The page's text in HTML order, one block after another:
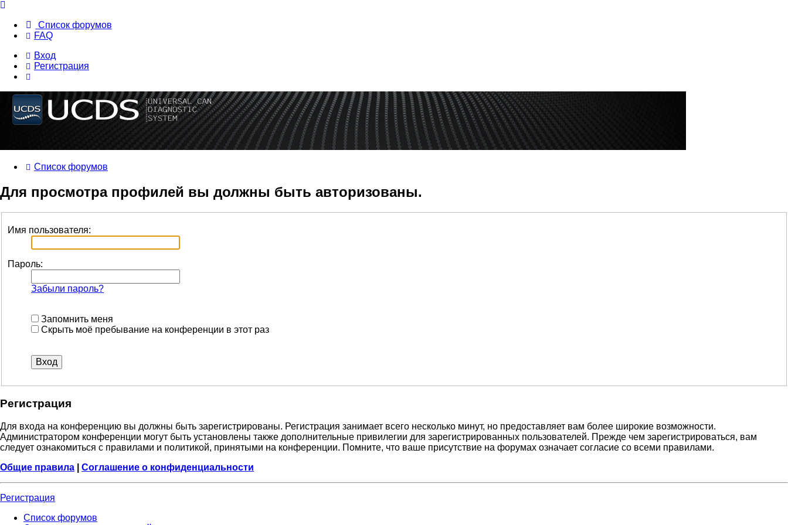
Список форумов
FAQ
Вход
Регистрация
Список форумов
Для просмотра профилей вы должны быть авторизованы.
Имя пользователя:
Пароль:
Забыли пароль?
Запомнить меня
Скрыть моё пребывание на конференции в этот раз
Регистрация
Для входа на конференцию вы должны быть зарегистрированы. Регистрация занимает всего несколько минут, но предоставляет вам более широкие возможности.
Администратором конференции могут быть установлены также дополнительные привилегии для зарегистрированных пользователей. Прежде чем зарегистрироваться, вам
следует ознакомиться с правилами и политикой, принятыми на конференции. Помните, что ваше присутствие на форумах означает согласие со всеми правилами.
Общие правила
Соглашение о конфиденциальности
Регистрация
Список форумов